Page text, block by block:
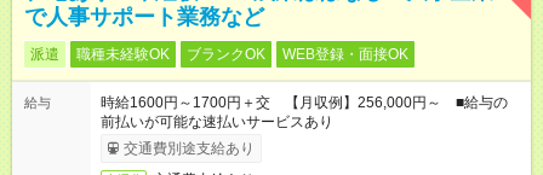
で人事サポート業務など
派遣 職種未経験OK ブランクOK WEB登録・面接OK
給与
時給1600円～1700円＋交 【月収例】256,000円～ ■給与の
前払いが可能な速払いサービスあり
交通費別途支給あり